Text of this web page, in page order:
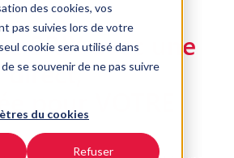
des cookies, vos
pas suivies lors de votre
cookie sera utilisé dans
se souvenir de ne pas suivre
du cookies
Refuser
BRIX avec une
direct,
pour VOTRE